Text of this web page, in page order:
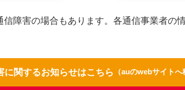
信障害の場合もあります。各通信事業者の
に関するお知らせはこちら （auのwebサイトへ